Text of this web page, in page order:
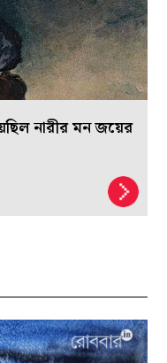
নারীর মন জয়ের